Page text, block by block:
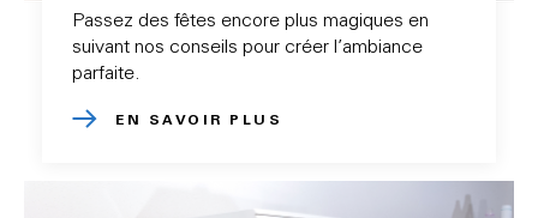
Passez des fêtes encore plus magiques en
suivant nos conseils pour créer l’ambiance
parfaite.
EN SAVOIR PLUS